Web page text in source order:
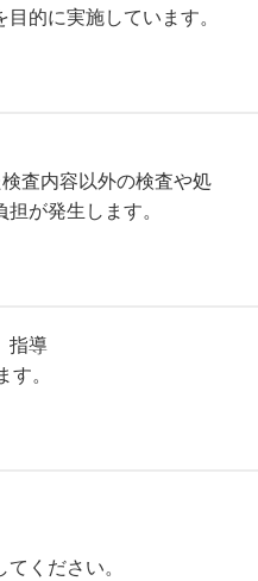
的に実施しています。
査内容以外の検査や処
が発生します。
指導
す。
ください。